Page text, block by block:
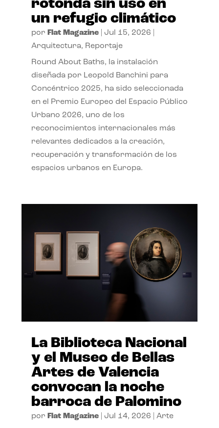
rotonda sin uso en
un refugio climático
por Flat Magazine| Jul 15, 2026
Arquitectura, Reportaje
Round About Baths, la instalación
diseñada por Leopold Banchini para
Concéntrico 2025, ha sido seleccionada
en el Premio Europeo del Espacio Público
Urbano 2026, uno de los
reconocimientos internacionales más
relevantes dedicados a la creación,
recuperación y transformación de los
espacios urbanos en Europa.
La Biblioteca Nacional
y el Museo de Bellas
Artes de Valencia
convocan la noche
barroca de Palomino
por Flat Magazine| Jul 14, 2026 Arte